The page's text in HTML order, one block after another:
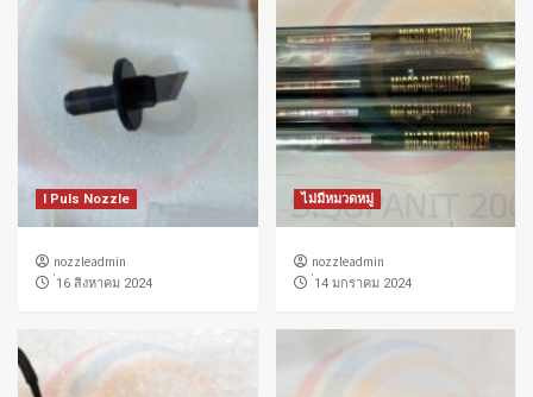
I Puls Nozzle
nozzleadmin
่16 สิงหาคม 2024
ไม่มีหมวดหมู่
nozzleadmin
่14 มกราคม 2024